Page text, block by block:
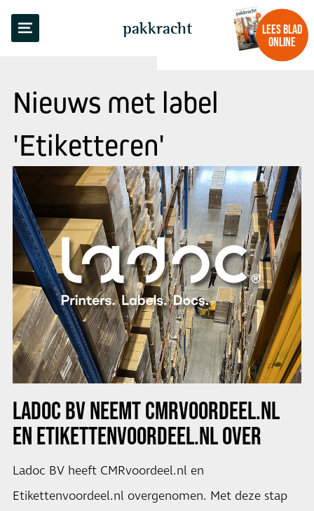
pakkracht
LEES BLAD
ONLINE
Nieuws met label
'Etiketteren'
LADOC BV NEEMT CMRVOORDEEL.NL
EN ETIKETTENVOORDEEL.NL OVER
Ladoc BV heeft CMRvoordeel.nl en
Etikettenvoordeel.nl overgenomen. Met deze stap